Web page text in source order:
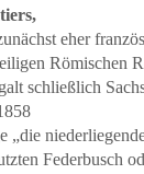
eher
Römischen
schließlich
„die
Federbusch